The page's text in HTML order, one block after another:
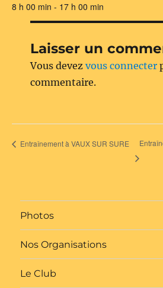
8 h 00 min - 17 h 00 min
Laisser un
Vous devezvous connecter
commentaire.
Entraînement à VAUX SUR SURE
Photos
Nos Organisations
Le Club